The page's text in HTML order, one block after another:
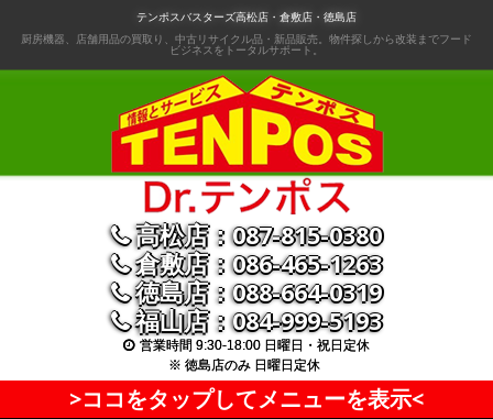
動
テンポスバスターズ高松店・倉敷店・徳島店
厨房機器、店舗用品の買取り、中古リサイクル品・新品販売。物件探しから改装までフード
ビジネスをトータルサポート。
高松店：087-815-0380
倉敷店：086-465-1263
徳島店：088-664-0319
福山店：084-999-5193
営業時間 9:30-18:00 日曜日・祝日定休
※ 徳島店のみ 日曜日定休
>ココをタップしてメニューを表示<